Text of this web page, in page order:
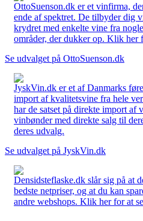
OttoSuenson.dk er et vinfirma,
ende af spektret. De tilbyder dig
krydret med enkelte vine fra
områder, der dukker op. Klik her
Se udvalget på OttoSuenson.dk
JyskVin.dk er et af Danmarks
import af kvalitetsvine fra hele
har de satset på direkte import af
vinbønder med direkte salg til
deres udvalg.
Se udvalget på JyskVin.dk
Densidsteflaske.dk slår sig på at
bedste netpriser, og at du kan
andre webshops. Klik her for at